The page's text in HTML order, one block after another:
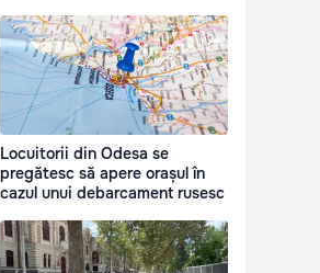
Locuitorii din Odesa se
pregătesc să apere orașul în
cazul unui debarcament rusesc